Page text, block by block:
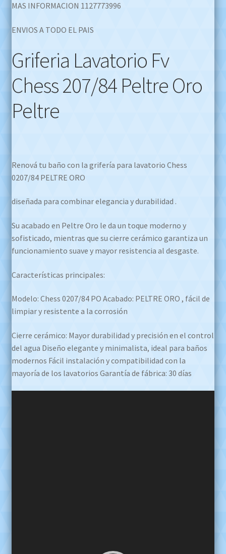
MAS INFORMACION 1127773996
ENVIOS A TODO EL PAIS
Griferia Lavatorio Fv
Chess 207/84 Peltre Oro
Peltre
Renová tu baño con la grifería para lavatorio Chess
0207/84 PELTRE ORO
diseñada para combinar elegancia y durabilidad .
Su acabado en Peltre Oro le da un toque moderno y
sofisticado, mientras que su cierre cerámico garantiza un
funcionamiento suave y mayor resistencia al desgaste.
Características principales:
Modelo: Chess 0207/84 PO Acabado: PELTRE ORO , fácil de
limpiar y resistente a la corrosión
Cierre cerámico: Mayor durabilidad y precisión en el control
del agua Diseño elegante y minimalista, ideal para baños
modernos Fácil instalación y compatibilidad con la
mayoría de los lavatorios Garantía de fábrica: 30 días